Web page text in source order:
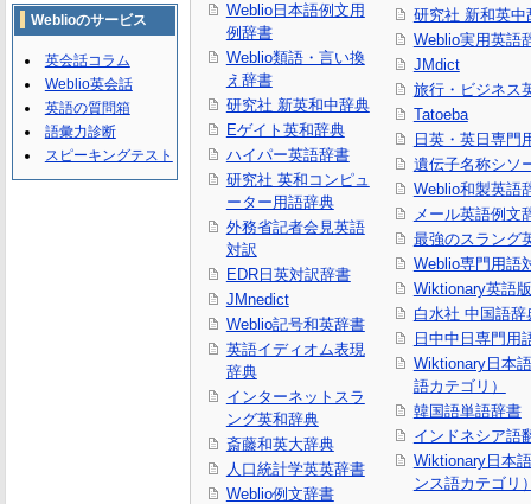
Weblio日本語例文用
例辞書
Weblio類語・言い換
え辞書
研究社 新英和中辞典
Eゲイト英和辞典
ハイパー英語辞書
研究社 英和コンピュ
ーター用語辞典
外務省記者会見英語
対訳
EDR日英対訳辞書
JMnedict
Weblio記号和英辞書
英語イディオム表現
辞典
インターネットスラ
ング英和辞典
斎藤和英大辞典
人口統計学英英辞書
Weblio例文辞書
研究社 新和英中
Weblio実用英語
JMdict
旅行・ビジネス
Tatoeba
日英・英日専門
遺伝子名称シソ
Weblio和製英語
メール英語例文
最強のスラング
Weblio専門用語
Wiktionary英語版
白水社 中国語辞
日中中日専門用
Wiktionary日本
語カテゴリ）
韓国語単語辞書
インドネシア語
Wiktionary日本
ンス語カテゴリ
Weblioのサービス
英会話コラム
Weblio英会話
英語の質問箱
語彙力診断
スピーキングテスト